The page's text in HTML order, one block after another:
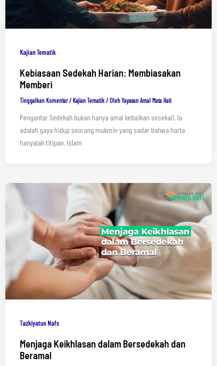
Kajian Tematik
Kebiasaan Sedekah Harian: Membiasakan
Memberi
Tinggalkan Komentar / Kajian Tematik/ OlehYayasan Amal Mata Hati
Pengantar Sedekah bukan hanya amal kebaikan sesekali. Ia
adalah gaya hidup seorang mukmin yang sadar bahwa harta
hanyalah titipan. Islam
Tazkiyatun Nafs
Menjaga Keikhlasan dalam Bersedekah dan
Beramal